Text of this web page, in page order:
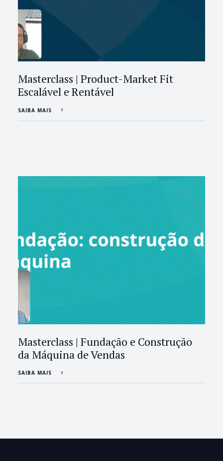
Masterclass | Product-Market Fit
Escalável e Rentável
SAIBA MAIS
Masterclass | Fundação e Construção
da Máquina de Vendas
SAIBA MAIS